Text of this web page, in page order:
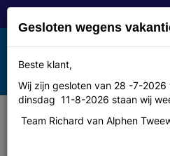
Toggle
navigation
MENU
Portemonnaie Thule
Gesloten wegens
Beste klant,
Wij zijn gesloten van 28 -7-
dinsdag 11-8-2026 staan wij
Team Richard van Alphen